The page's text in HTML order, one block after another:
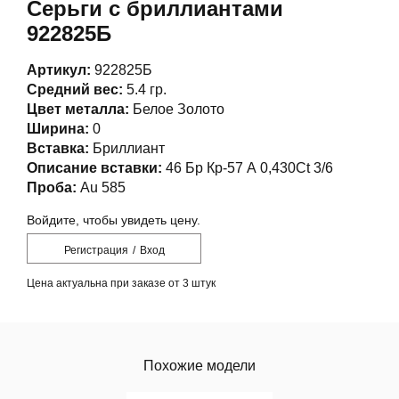
Серьги с бриллиантами
922825Б
Артикул: 922825Б
Средний вес: 5.4 гр.
Цвет металла: Белое Золото
Ширина: 0
Вставка: Бриллиант
Описание вставки: 46 Бр Кр-57 А 0,430Ct 3/6
Проба: Au 585
Войдите, чтобы увидеть цену.
Регистрация / Вход
Цена актуальна при заказе от 3 штук
Похожие модели